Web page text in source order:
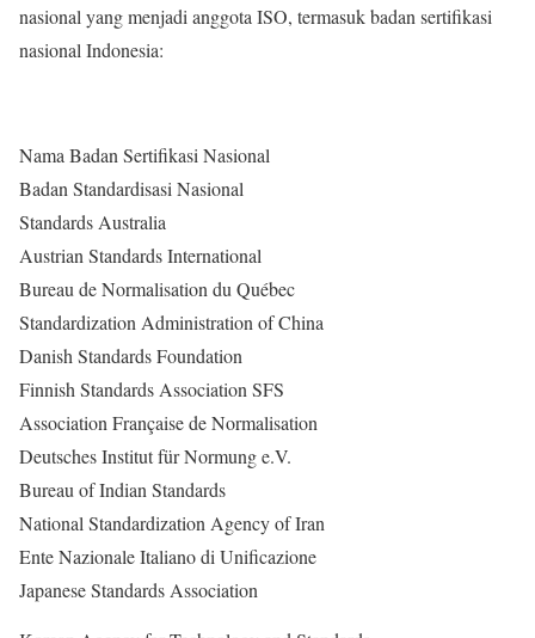
nasional yang menjadi anggota ISO, termasuk badan sertifikasi
nasional Indonesia:
Nama Badan Sertifikasi Nasional
Badan Standardisasi Nasional
Standards Australia
Austrian Standards International
Bureau de Normalisation du Québec
Standardization Administration of China
Danish Standards Foundation
Finnish Standards Association SFS
Association Française de Normalisation
Deutsches Institut für Normung e.V.
Bureau of Indian Standards
National Standardization Agency of Iran
Ente Nazionale Italiano di Unificazione
Japanese Standards Association